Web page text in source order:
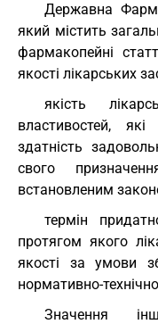
Державна
який містить
фармакопейні
якості лікарських
якість
властивостей,
здатність
свого
встановленим
термін
протягом якого
якості за умови
нормативно-
Значення